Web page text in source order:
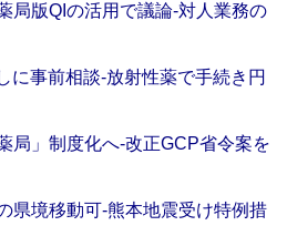
局版QIの活用で議論‐対人業務の
に事前相談‐放射性薬で手続き円
局」制度化へ‐改正GCP省令案を
県境移動可‐熊本地震受け特例措